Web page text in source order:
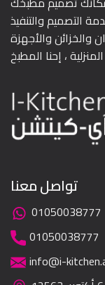
التصميم والتنفيذ
والخزائن والأجهزة
تواصل معنا
01050038777
01050038777
info@i-